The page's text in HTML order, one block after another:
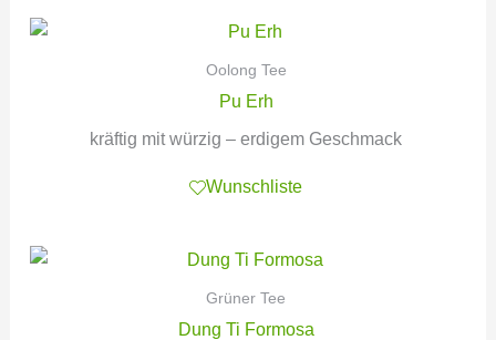
Oolong Tee
Pu Erh
kräftig mit würzig – erdigem Geschmack
Wunschliste
Grüner Tee
Dung Ti Formosa